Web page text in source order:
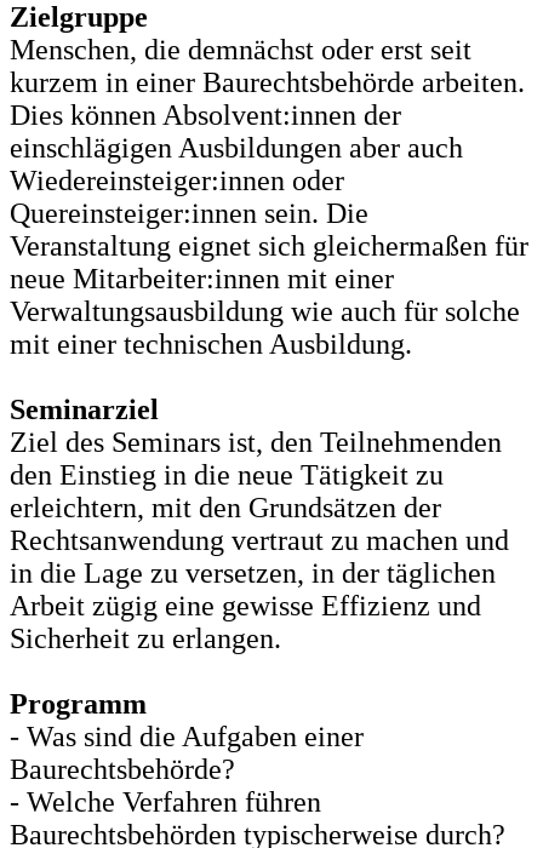
Zielgruppe
Menschen, die demnächst oder erst seit
kurzem in einer Baurechtsbehörde arbeiten.
Dies können Absolvent:innen der
einschlägigen Ausbildungen aber auch
Wiedereinsteiger:innen oder
Quereinsteiger:innen sein. Die
Veranstaltung eignet sich gleichermaßen für
neue Mitarbeiter:innen mit einer
Verwaltungsausbildung wie auch für solche
mit einer technischen Ausbildung.
Seminarziel
Ziel des Seminars ist, den Teilnehmenden
den Einstieg in die neue Tätigkeit zu
erleichtern, mit den Grundsätzen der
Rechtsanwendung vertraut zu machen und
in die Lage zu versetzen, in der täglichen
Arbeit zügig eine gewisse Effizienz und
Sicherheit zu erlangen.
Programm
- Was sind die Aufgaben einer
Baurechtsbehörde?
- Welche Verfahren führen
Baurechtsbehörden typischerweise durch?